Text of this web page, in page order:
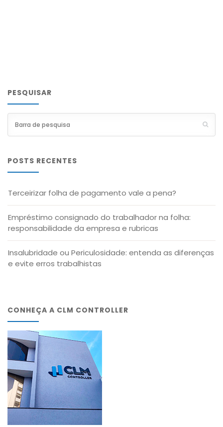
PESQUISAR
POSTS RECENTES
Terceirizar folha de pagamento vale a pena?
Empréstimo consignado do trabalhador na folha:
responsabilidade da empresa e rubricas
Insalubridade ou Periculosidade: entenda as diferenças
e evite erros trabalhistas
CONHEÇA A CLM CONTROLLER